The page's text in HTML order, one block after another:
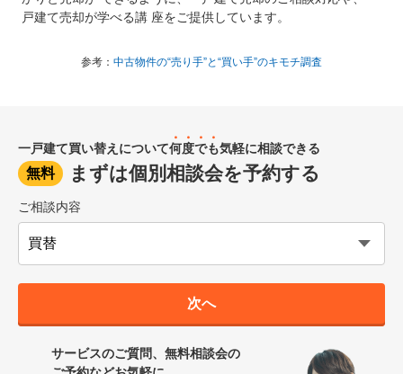
戸建て売却が学べる講 座をご提供しています。
参考： 中古物件の“売り手”と“買い手”のキモチ調査
一戸建て買い替えについて何度でも気軽に相談できる
無料 まずは個別相談会を予約する
ご相談内容
次へ
サービスのご質問、無料相談会の